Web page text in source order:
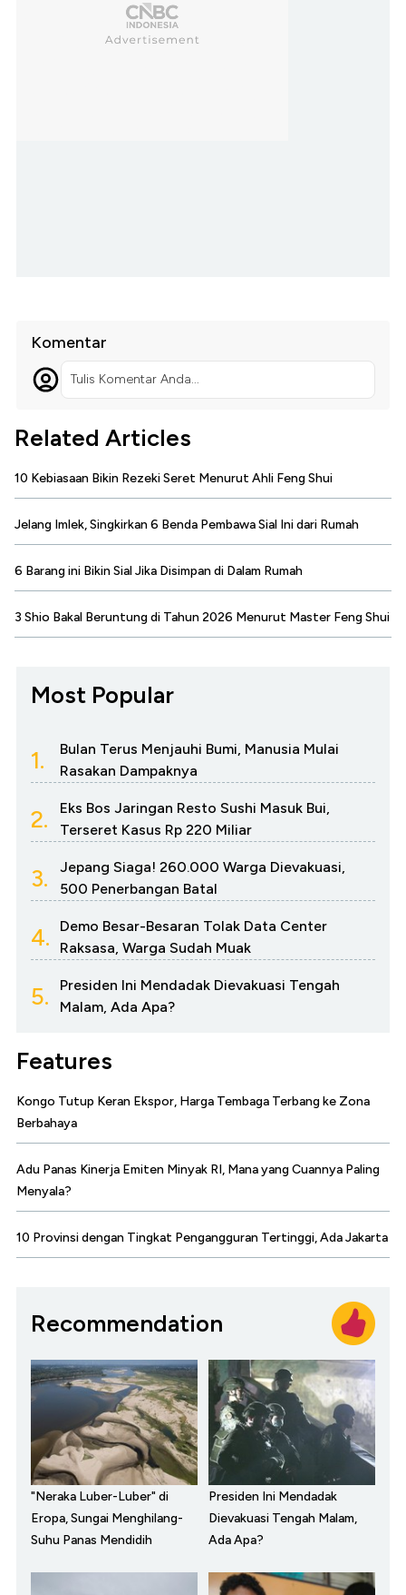
Komentar
Tulis Komentar Anda...
Related Articles
10 Kebiasaan Bikin Rezeki Seret Menurut Ahli Feng Shui
Jelang Imlek, Singkirkan 6 Benda Pembawa Sial Ini dari Rumah
6 Barang ini Bikin Sial Jika Disimpan di Dalam Rumah
3 Shio Bakal Beruntung di Tahun 2026 Menurut Master Feng Shui
Most Popular
1.
Bulan Terus Menjauhi Bumi, Manusia Mulai
Rasakan Dampaknya
2.
Eks Bos Jaringan Resto Sushi Masuk Bui,
Terseret Kasus Rp 220 Miliar
3.
Jepang Siaga! 260.000 Warga Dievakuasi,
500 Penerbangan Batal
4.
Demo Besar-Besaran Tolak Data Center
Raksasa, Warga Sudah Muak
5.
Presiden Ini Mendadak Dievakuasi Tengah
Malam, Ada Apa?
Features
Kongo Tutup Keran Ekspor, Harga Tembaga Terbang ke Zona
Berbahaya
Adu Panas Kinerja Emiten Minyak RI, Mana yang Cuannya Paling
Menyala?
10 Provinsi dengan Tingkat Pengangguran Tertinggi, Ada Jakarta
Recommendation
"Neraka Luber-Luber" di
Eropa, Sungai Menghilang-
Suhu Panas Mendidih
Presiden Ini Mendadak
Dievakuasi Tengah Malam,
Ada Apa?